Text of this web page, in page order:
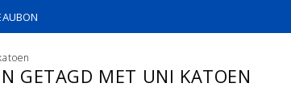
GETAGD MET UNI KATOEN